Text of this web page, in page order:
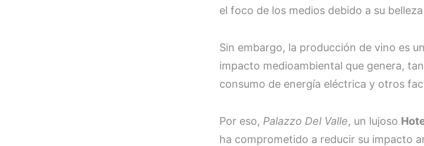
el foco de los medios debido a su
Sin embargo, la producción de vino es
impacto medioambiental que genera,
consumo de energía eléctrica y otros
Por eso, Palazzo Del Valle, un lujoso
ha comprometido a reducir su impacto